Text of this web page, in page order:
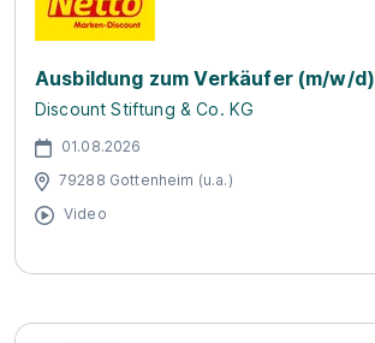
Ausbildung zum Verkäufer (m/w/d)
Discount Stiftung & Co. KG
01.08.2026
79288 Gottenheim (u.a.)
Video